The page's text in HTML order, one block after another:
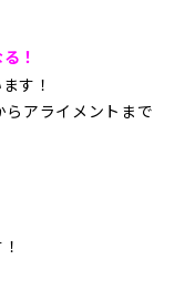
！
す！
らアライメントまで